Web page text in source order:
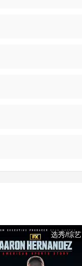
选秀/综艺